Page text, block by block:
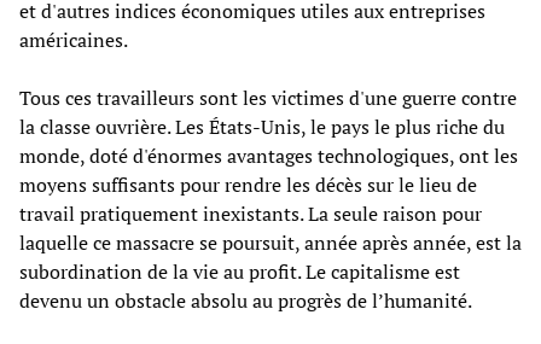
et d'autres indices économiques utiles aux entreprises
américaines.
Tous ces travailleurs sont les victimes d'une guerre contre
la classe ouvrière. Les États-Unis, le pays le plus riche du
monde, doté d'énormes avantages technologiques, ont les
moyens suffisants pour rendre les décès sur le lieu de
travail pratiquement inexistants. La seule raison pour
laquelle ce massacre se poursuit, année après année, est la
subordination de la vie au profit. Le capitalisme est
devenu un obstacle absolu au progrès de l’humanité.